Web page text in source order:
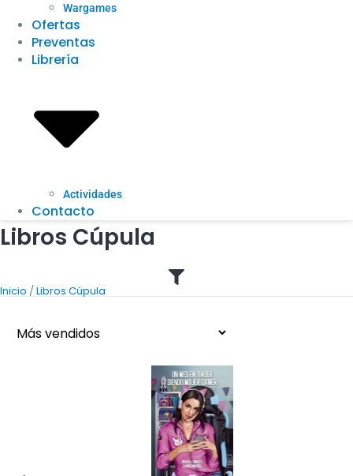
Wargames
Ofertas
Preventas
Librería
Actividades
Contacto
Libros Cúpula
Inicio /Libros Cúpula